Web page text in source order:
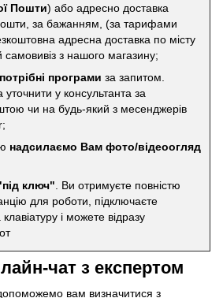
Пошти) або адресно доставка
за бажанням, (за тарифами
адресна доставка по місту
самовивіз з нашого магазину;
програми за запитом.
у консультанта за
чи на будь-який з месенджерів
надсилаємо Вам фото/відеоогляд
ключ" . Ви отримуєте повністю
для роботи, підключаєте
і можете відразу
чат з експертом
вам визначитися з